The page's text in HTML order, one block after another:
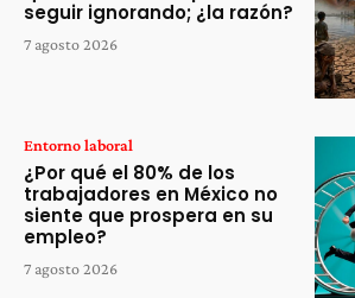
seguir ignorando; ¿la razón?
7 agosto 2026
Entorno laboral
¿Por qué el 80% de los
trabajadores en México no
siente que prospera en su
empleo?
7 agosto 2026